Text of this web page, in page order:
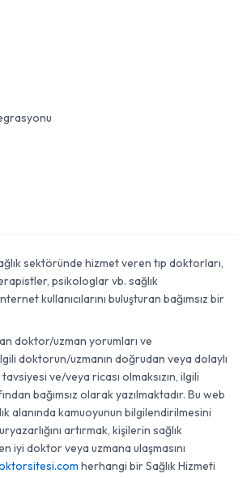
sektöründe hizmet veren tıp doktorları,
psikologlar vb. sağlık
kullanıcılarını buluşturan bağımsız bir
doktor/uzman yorumları ve
doktorun/uzmanın doğrudan veya dolaylı
ve/veya ricası olmaksızın, ilgili
bağımsız olarak yazılmaktadır. Bu web
alanında kamuoyunun bilgilendirilmesini
artırmak, kişilerin sağlık
iyi doktor veya uzmana ulaşmasını
herhangi bir Sağlık Hizmeti